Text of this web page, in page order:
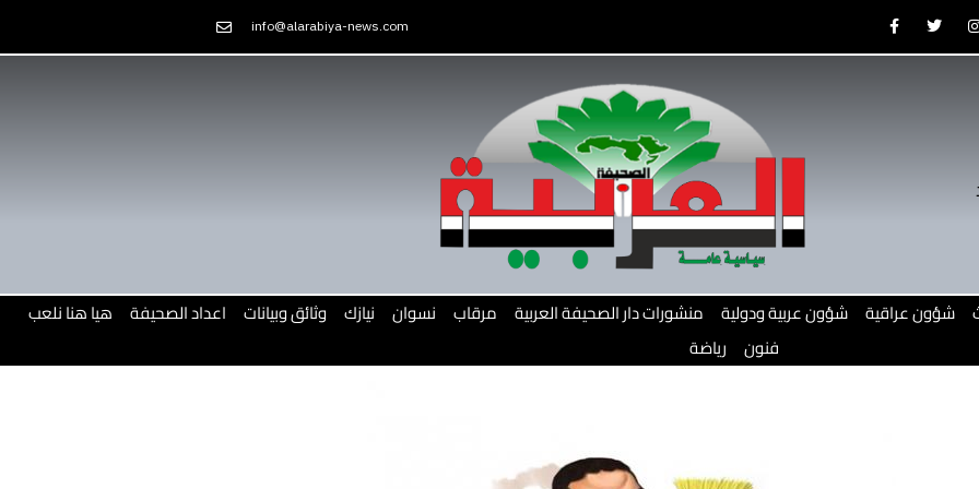
to
info@alarabiya-news.com F
a
e
T
w
t
I
t
شؤون عراقية شؤون عربية ودولية منشورات دار الصحيفة العربية مرقاب نسوان نيازك وثائق وبيانات اعداد الصحيفة هيا هنا نلعب
فنون رياضة